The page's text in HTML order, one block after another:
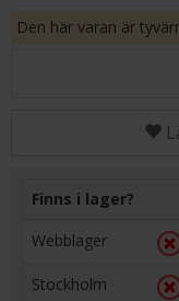
Den här varan är
Finns i lager?
Webblager
Stockholm